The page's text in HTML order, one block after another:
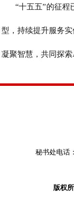
“十五五”的征
型，持续提升服务
凝聚智慧，共同探
秘书处电话
版权